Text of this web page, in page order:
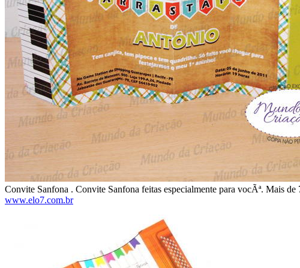
Convite Sanfona . Convite Sanfona feitas especialmente para vocÃª. Mais
www.elo7.com.br